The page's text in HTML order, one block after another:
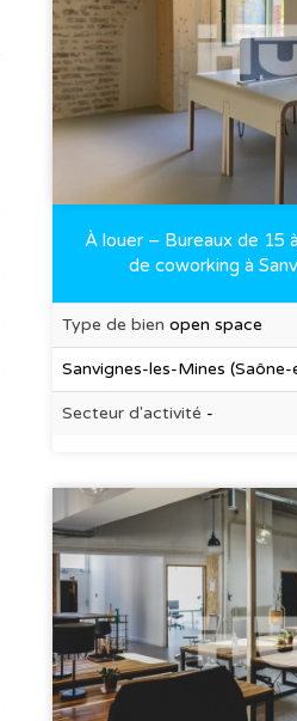
À louer – Bureaux de 15
de coworking à
Type de bien open space
Sanvignes-les-Mines
Secteur d'activité -